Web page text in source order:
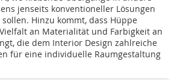
jenseits konventioneller Lösungen
Hinzu kommt, dass Hüppe
an Materialität und Farbigkeit an
die dem Interior Design zahlreiche
für eine individuelle Raumgestaltung